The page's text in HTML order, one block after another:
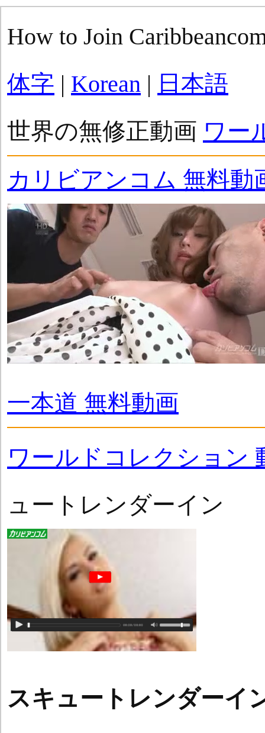
How to Join
体字 | Korean | 日本語
世界の無修正動画 ワー
カリビアンコム 無料動
一本道 無料動画
ワールドコレクション
ュートレンダーイン
スキュートレンダーイ